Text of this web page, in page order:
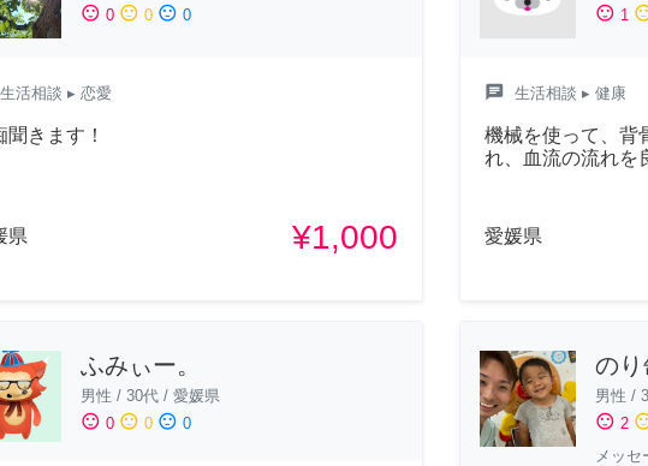
sentiment_satisfied 0 sentiment_neutral 0 sentiment_dissatisfied 0
生活相談 ▸ 恋愛
聞きます！
県 ¥1,000
sentiment_satisfied 1
chat 生活相談 ▸ 健康
機械を使って、背
れ、血流の流れを
愛媛県
ふみぃー。
男性 / 30代 / 愛媛県
sentiment_satisfied 0 sentiment_neutral 0 sentiment_dissatisfied 0
のり
男性 /
sentiment_satisfied 2
メッ